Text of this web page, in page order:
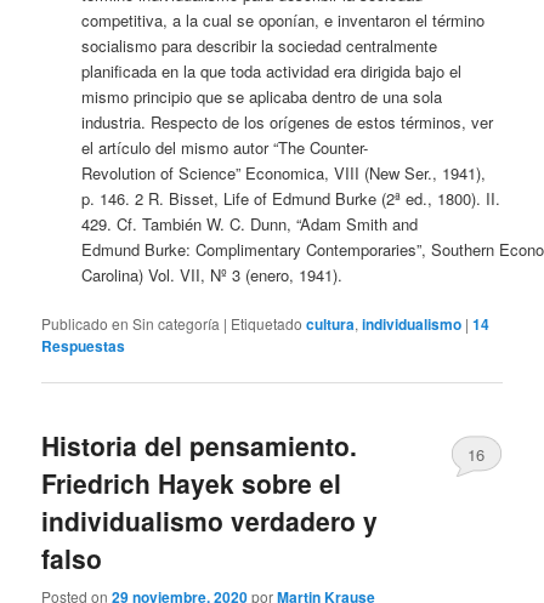
competitiva, a la cual se oponían, e inventaron el término
socialismo para describir la sociedad centralmente
planificada en la que toda actividad era dirigida bajo el
mismo principio que se aplicaba dentro de una sola
industria. Respecto de los orígenes de estos términos, ver
el artículo del mismo autor “The Counter-
Revolution of Science” Economica, VIII (New Ser., 1941),
p. 146. 2 R. Bisset, Life ofEdmund Burke(2ª ed., 1800). II.
429. Cf. También W. C. Dunn, “Adam Smith and
Edmund Burke: Complimentary Contemporaries”, Southern
Carolina) Vol. VII, Nº3 (enero, 1941).
Publicado en Sin categoría | Etiquetado cultura,individualismo |14
Respuestas
Historia del pensamiento.
Friedrich Hayek sobre el
individualismo verdadero y
falso
Posted on29 noviembre, 2020porMartin Krause
16